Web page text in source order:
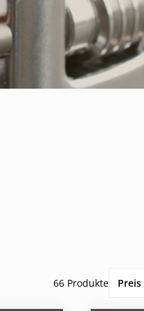
66 Produkte